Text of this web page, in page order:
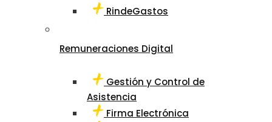
RindeGastos
Remuneraciones Digital
Gestión y Control de
Asistencia
Firma Electrónica